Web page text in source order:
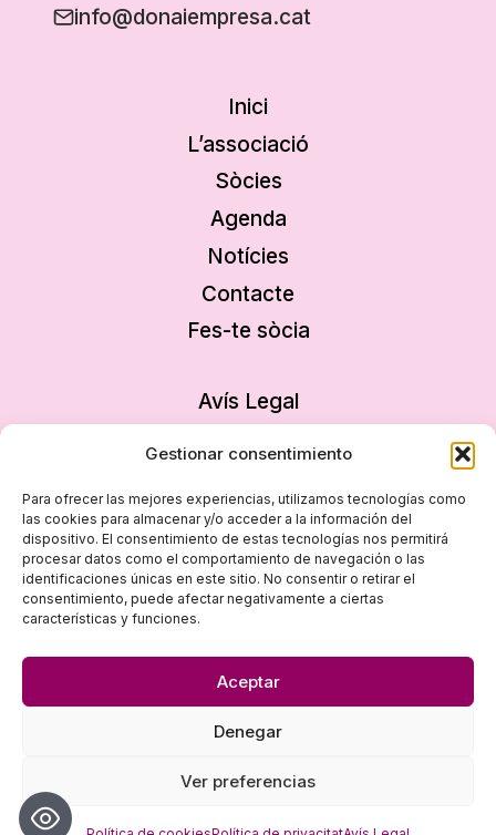
Gestionar consentimiento
Para ofrecer las mejores experiencias, utilizamos tecnologías como
las cookies para almacenar y/o acceder a la información del
dispositivo. El consentimiento de estas tecnologías nos permitirá
procesar datos como el comportamiento de navegación o las
identificaciones únicas en este sitio. No consentir o retirar el
consentimiento, puede afectar negativamente a ciertas
características y funciones.
Aceptar
Denegar
Ver preferencias
info@donaiempresa.cat
Inici
L’associació
Sòcies
Agenda
Notícies
Contacte
Fes-te sòcia
Avís Legal
Declaració d’accessibilitat
Mapa del lloc